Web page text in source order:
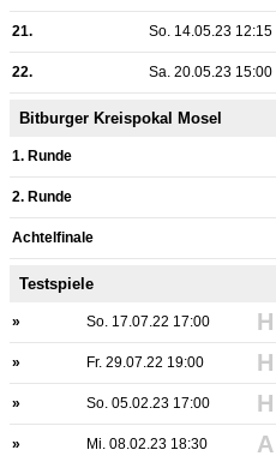
21. So. 14.05.23 12:15
22. Sa. 20.05.23 15:00
Bitburger Kreispokal Mosel
1. Runde
2. Runde
Achtelfinale
Testspiele
» So. 17.07.22 17:00 H
» Fr. 29.07.22 19:00 H
» So. 05.02.23 17:00 H
» Mi. 08.02.23 18:30 A